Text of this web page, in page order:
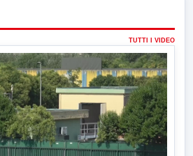
TUTTI I VIDEO